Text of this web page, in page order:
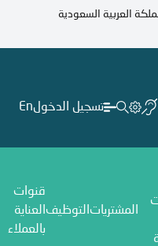
العربية السعودية
تسجيل الدخولEn
المشتريات التوظيف
قنوات
العناية
بالعملاء